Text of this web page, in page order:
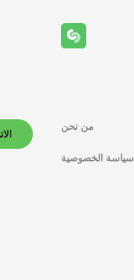
من نحن
سياسة الخصوصية